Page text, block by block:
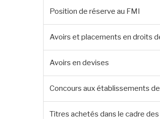
Position de réserve au FMI
Avoirs et placements en droits
Avoirs en devises
Concours aux établissements
Titres achetés dans le cadre